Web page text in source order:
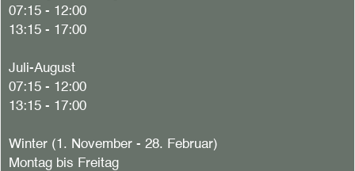
07:15 - 12:00
13:15 - 17:00
Juli-August
07:15 - 12:00
13:15 - 17:00
Winter (1. November - 28. Februar)
Montag bis Freitag